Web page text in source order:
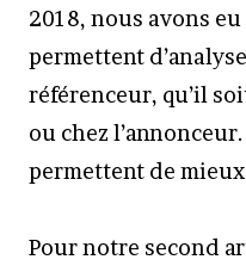
2018, nous avons
permettent
référenceur, qu’il
ou chez
permettent de
Pour notre second